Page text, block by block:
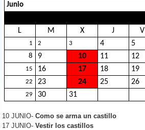
Junio
L
M X J V
1 2 3 4 5
8 9 10 11 12
15 16 17 18 19
22 23 24 25 26
29 30 31
10 JUNIO- Como se arma un castillo
17 JUNIO- Vestir los castillos